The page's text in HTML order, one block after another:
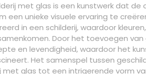
met glas is een kunstwerk dat
een unieke visuele ervaring te
in een schilderij, waardoor
Door het toevoegen
en levendigheid, waardoor het
Het samenspel tussen
met glas tot een intrigerende vorm